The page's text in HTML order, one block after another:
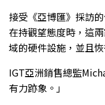
接受《亞博匯》採訪
在持觀望態度時，這
域的硬件設施，並且
IGT亞洲銷售總監
有力跡象。」